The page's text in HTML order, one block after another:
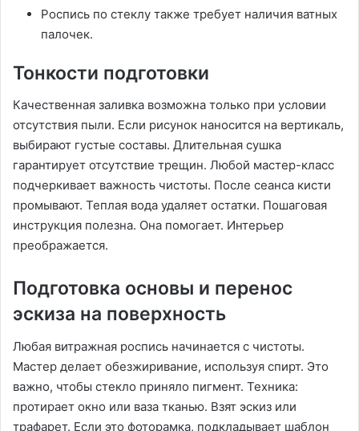
Роспись по стеклу также требует наличия ватных
палочек.
Тонкости подготовки
Качественная заливка возможна только при условии
отсутствия пыли. Если рисунок наносится на вертикаль,
выбирают густые составы. Длительная сушка
гарантирует отсутствие трещин. Любой мастер-класс
подчеркивает важность чистоты. После сеанса кисти
промывают. Теплая вода удаляет остатки. Пошаговая
инструкция полезна. Она помогает. Интерьер
преображается.
Подготовка основы и перенос
эскиза на поверхность
Любая витражная роспись начинается с чистоты.
Мастер делает обезжиривание, используя спирт. Это
важно, чтобы стекло приняло пигмент. Техника:
протирает окно или ваза тканью. Взят эскиз или
трафарет. Если это фоторамка, подкладывает шаблон